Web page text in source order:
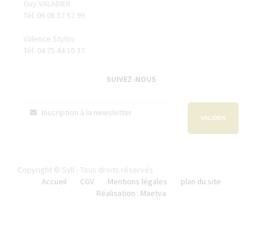
Guy VALADIER
Tél. 06 08 57 57 99
Valence Stylos
Tél. 04 75 44 10 37
SUIVEZ-NOUS
VALIDER
Copyright © Syll - Tous droits réservés
Accueil
CGV Mentions légales
plan du site
Réalisation : Maetva